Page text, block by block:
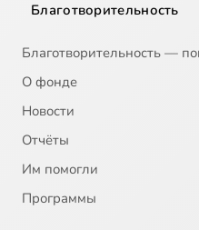
Благотворительность
Благотворительность —
О фонде
Новости
Отчёты
Им помогли
Программы